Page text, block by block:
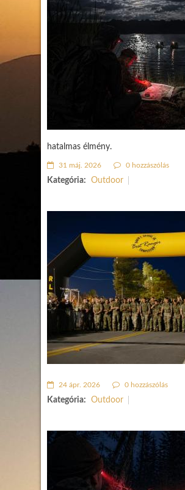
hatalmas élmény.
31 máj. 2026 0 hozzászólás
Kategória: Outdoor
24 ápr. 2026 0 hozzászólás
Kategória: Outdoor